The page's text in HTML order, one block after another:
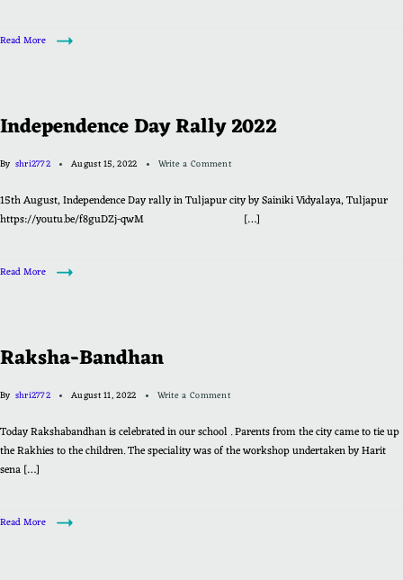
Read More
Independence Day Rally 2022
By shri2772 August 15, 2022 Write a Comment
15th August, Independence Day rally in Tuljapur city by Sainiki Vidyalaya, Tuljapur
https://youtu.be/f8guDZj-qwM […]
Read More
Raksha-Bandhan
By shri2772 August 11, 2022 Write a Comment
Today Rakshabandhan is celebrated in our school . Parents from the city came to tie up
the Rakhies to the children. The speciality was of the workshop undertaken by Harit
sena […]
Read More